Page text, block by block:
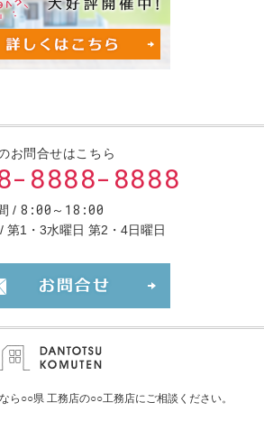
お問合せはこちら
8888-8888
8:00～18:00
第1・3水曜日 第2・4日曜日
ら○○県 工務店の○○工務店にご相談ください。